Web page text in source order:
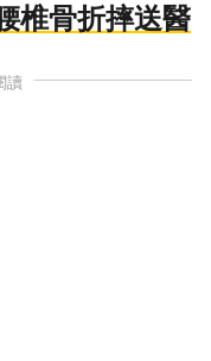
椎骨折摔送醫
讀